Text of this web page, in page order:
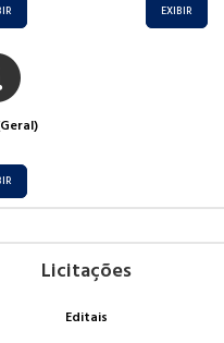
EXIBIR
Licitações
Editais